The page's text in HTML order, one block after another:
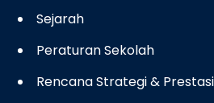
Sejarah
Peraturan Sekolah
Rencana Strategi & Prestasi